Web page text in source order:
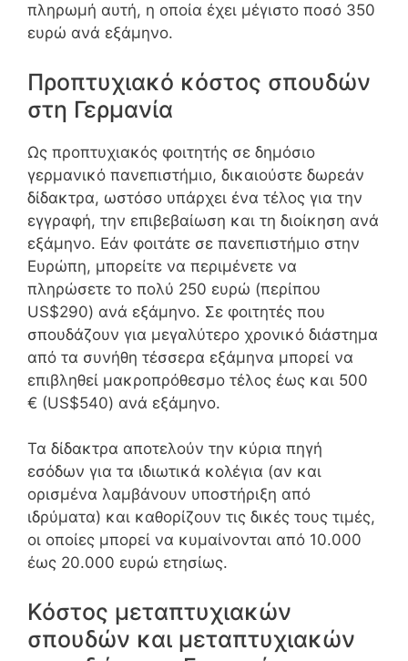
πληρωμή αυτή, η οποία έχει μέγιστο ποσό 350
ευρώ ανά εξάμηνο.
Προπτυχιακό κόστος σπουδών
στη Γερμανία
Ως προπτυχιακός φοιτητής σε δημόσιο
γερμανικό πανεπιστήμιο, δικαιούστε δωρεάν
δίδακτρα, ωστόσο υπάρχει ένα τέλος για την
εγγραφή, την επιβεβαίωση και τη διοίκηση ανά
εξάμηνο. Εάν φοιτάτε σε πανεπιστήμιο στην
Ευρώπη, μπορείτε να περιμένετε να
πληρώσετε το πολύ 250 ευρώ (περίπου
US$290) ανά εξάμηνο. Σε φοιτητές που
σπουδάζουν για μεγαλύτερο χρονικό διάστημα
από τα συνήθη τέσσερα εξάμηνα μπορεί να
επιβληθεί μακροπρόθεσμο τέλος έως και 500
€ (US$540) ανά εξάμηνο.
Τα δίδακτρα αποτελούν την κύρια πηγή
εσόδων για τα ιδιωτικά κολέγια (αν και
ορισμένα λαμβάνουν υποστήριξη από
ιδρύματα) και καθορίζουν τις δικές τους τιμές,
οι οποίες μπορεί να κυμαίνονται από 10.000
έως 20.000 ευρώ ετησίως.
Κόστος μεταπτυχιακών
σπουδών και μεταπτυχιακών